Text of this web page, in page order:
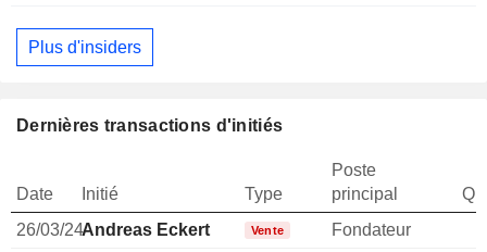
Plus d'insiders
Dernières transactions d'initiés
Date Initié Type
Poste
principal
26/03/24Andreas Eckert Vente Fondateur